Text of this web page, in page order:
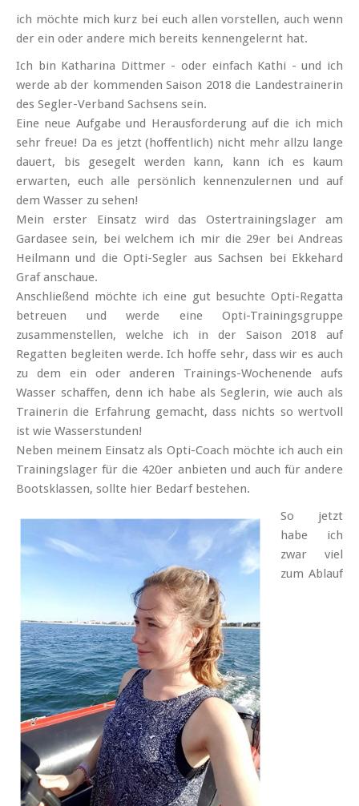
ich möchte mich kurz bei euch allen vor­stellen, auch wenn
der ein oder andere mich bereits kennen­gelernt hat.
Ich bin Katharina Dittmer - oder einfach Kathi - und ich
werde ab der kommenden Saison 2018 die Landes­trainerin
des Segler-Verband Sachsens sein.
Eine neue Aufgabe und Heraus­forderung auf die ich mich
sehr freue! Da es jetzt (hoffentlich) nicht mehr allzu lange
dauert, bis gesegelt werden kann, kann ich es kaum
erwarten, euch alle persönlich kennen­zu­lernen und auf
dem Wasser zu sehen!
Mein erster Einsatz wird das Oster­trainings­lager am
Garda­see sein, bei welchem ich mir die 29er bei Andreas
Heilmann und die Opti-Segler aus Sachsen bei Ekkehard
Graf anschaue.
Anschlie­ßend möchte ich eine gut besuchte Opti-Regatta
betreuen und werde eine Opti-Trainings­gruppe
zusammen­stellen, welche ich in der Saison 2018 auf
Regatten be­gleiten werde. Ich hoffe sehr, dass wir es auch
zu dem ein oder anderen Trainings-Wochen­ende aufs
Wasser schaffen, denn ich habe als Seglerin, wie auch als
Trainerin die Erfahrung gemacht, dass nichts so wert­voll
ist wie Wasser­stunden!
Neben meinem Einsatz als Opti-Coach möchte ich auch ein
Trainings­lager für die 420er anbieten und auch für andere
Boots­klassen, sollte hier Bedarf bestehen.
So jetzt
habe ich
zwar viel
zum Ablauf